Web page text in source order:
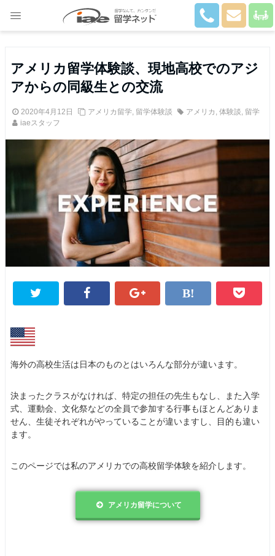
アメリカ留学体験談、現地高校でのアジ
アからの同級生との交流
2020年4月12日 アメリカ留学, 留学体験談 アメリカ , 体験談, 留学
iaeスタッフ
海外の高校生活は日本のものとはいろんな部分が違います。
決まったクラスがなければ、特定の担任の先生もなし、また入学
式、運動会、文化祭などの全員で参加する行事もほとんどありま
せん、生徒それぞれがやっていることが違いますし、目的も違い
ます。
このページでは私のアメリカでの高校留学体験を紹介します。
アメリカ留学について